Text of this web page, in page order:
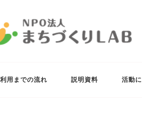
利用までの流れ 説明資料 活動